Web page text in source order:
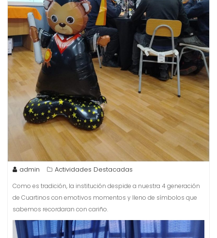
admin Actividades Destacadas
Como es tradición, la institución despide a nuestra 4 generación
de Cuartinos con emotivos momentos y lleno de símbolos que
sabemos recordaran con cariño.